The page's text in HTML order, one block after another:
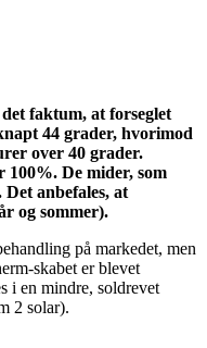
faktum, at forseglet
44 grader, hvorimod
over 40 grader.
De mider, som
anbefales, at
og sommer).
på markedet, men
skabet er blevet
i en mindre, soldrevet
2 solar).